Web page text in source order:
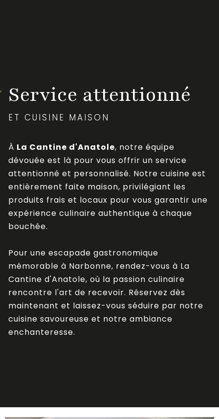
Service attentionné
ET CUISINE MAISON
À La Cantine d'Anatole, notre équipe
dévouée est là pour vous offrir un service
attentionné et personnalisé. Notre cuisine est
entièrement faite maison, privilégiant les
produits frais et locaux pour vous garantir une
expérience culinaire authentique à chaque
bouchée.
Pour une escapade gastronomique
mémorable à Narbonne, rendez-vous à La
Cantine d'Anatole, où la passion culinaire
rencontre l'art de recevoir. Réservez dès
maintenant et laissez-vous séduire par notre
cuisine savoureuse et notre ambiance
enchanteresse.